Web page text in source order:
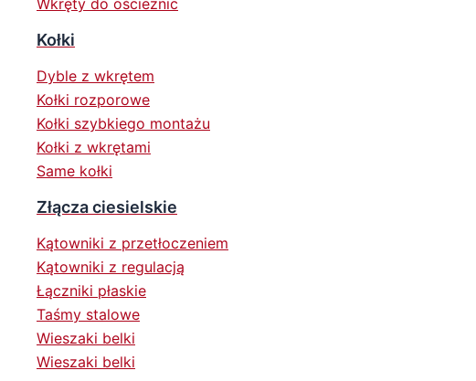
Kołki
Dyble z wkrętem
Kołki rozporowe
Kołki szybkiego montażu
Kołki z wkrętami
Same kołki
Złącza ciesielskie
Kątowniki z przetłoczeniem
Kątowniki z regulacją
Łączniki płaskie
Taśmy stalowe
Wieszaki belki
Wieszaki belki